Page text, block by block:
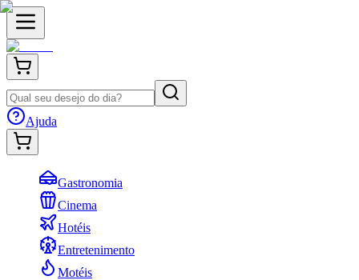
Ajuda
Gastronomia
Cinema
Hotéis
Entretenimento
Motéis